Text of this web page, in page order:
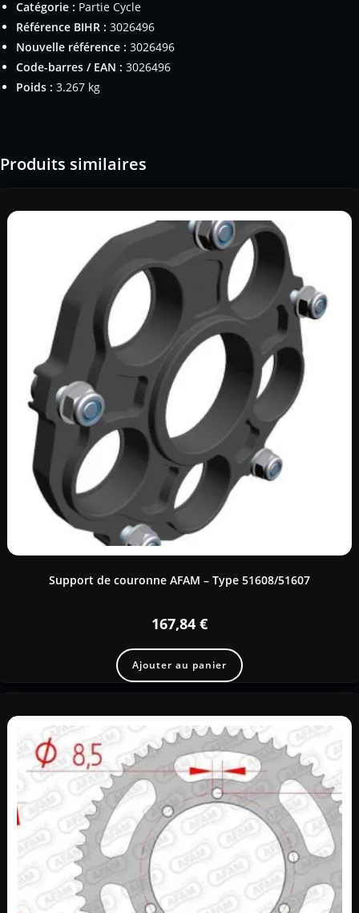
Catégorie : Partie Cycle
Référence BIHR : 3026496
Nouvelle référence : 3026496
Code-barres / EAN : 3026496
Poids : 3.267 kg
Produits similaires
Support de couronne AFAM – Type 51608/51607
167,84 €
Ajouter au panier